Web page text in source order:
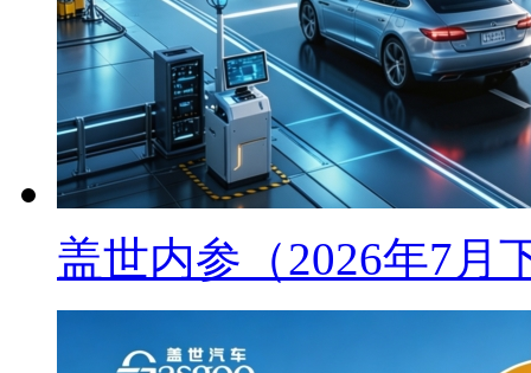
盖世内参（2026年7月